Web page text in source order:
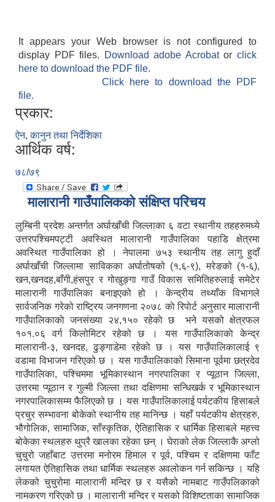
It appears your Web browser is not configured to
display PDF files.
Download adobe Acrobatorclick
here to download the PDF file.
Click here to download the PDF
file.
प्रकार:
ऐन, कानुन तथा निर्देशिका
आर्थिक वर्ष:
७८/७९
मालारानी गाउँपालिकको संक्षिप्त परिचय
लुम्बिनी प्रदेश अन्तर्गत अर्घाखाँची जिल्लाका ६ वटा स्थानीय तहहरुमध्ये
उत्तरपश्चिमपट्टी अवस्थित मालारानी गाउँपालिका पहाडि क्षेत्रमा
अवस्थित गाउँपालिका हो । नेपालमा ७५३ स्थानीय तह लागु हुदाँ
अर्घाखाँची जिल्लामा साविकका अर्घातोषको (१,६-९), मरेङको (१-६),
खन,खनदह,बाँगी,हंसपुर र गोखुङ्गा गाउँ विकास समितिहरुलाई समेटेर
मालारानी गाउँपालिका बनाइएको हो । केन्द्रीय तथ्याँक विभागले
सार्वजनिक गरेको राष्ट्रिय जनगणना २०७८ काे रिपाेर्ट अनुसार मालारानी
गाउँपालिकाकाे जनसंख्या २४,१५० रहेकाे छ भने यसको क्षेत्रफल
१०१.०६ वर्ग किलोमिटर रहेको छ । यस गाउँपालिकाकाे केन्द्र
मालारानी-३, खनदह, ढुङ्गाडेमा रहेकाे छ । यस गाउँपालिकालाई ९
वडामा विभाजन गरिएको छ । यस गाउँपालिकाको सिमाना पूर्वमा छत्रदेव
गाउँपालिका, पश्चिममा भूमिकास्थान नगरपालिका र प्यूठान जिल्ला,
उत्तरमा प्यूठान र गुल्मी जिल्ला तथा दक्षिणमा सन्धिखर्क र भूमिकास्थान
नगरपालिकासम्म फैलिएको छ । यस गाउँपालिकालाई पर्यटकीय हिसाबले
प्रचुर सम्भावना बोकेको स्थानीय तह मानिन्छ । यहाँ पर्यटकीय क्षेत्रहरु,
भौगोलिक, सामाजिक, साँस्कृतिक, ऐतिहासिक र धार्मिक हिसाबले महत्त्व
बोकेका स्थलहरु थुप्रै खालका रहेका छन् । घेराको लेक जिल्लाकै अग्लो
चुचुरो जहाँबाट उत्तरमा मनोरम हिमाल र पूर्व, पश्चिम र दक्षिणमा फाँट
लगायत ऐतिहासिक तथा धार्मिक स्थलहरु अवलोकन गर्न सकिन्छ । यहि
लेकको चुचुरोमा मालारानी मन्दिर छ र यसैको नामबाट गाउँपलिकाको
नामकरण गरिएको छ । मालारानी मन्दिर र यसको विशिष्टताका सामाजिक